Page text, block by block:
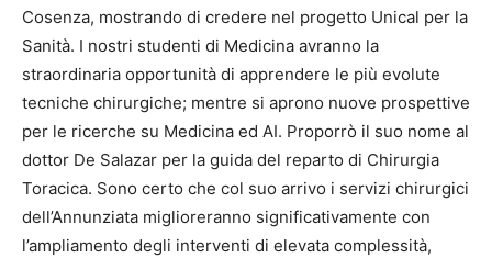
Cosenza, mostrando di credere nel progetto Unical per la
Sanità. I nostri studenti di Medicina avranno la
straordinaria opportunità di apprendere le più evolute
tecniche chirurgiche; mentre si aprono nuove prospettive
per le ricerche su Medicina ed AI. Proporrò il suo nome al
dottor De Salazar per la guida del reparto di Chirurgia
Toracica. Sono certo che col suo arrivo i servizi chirurgici
dell’Annunziata miglioreranno significativamente con
l’ampliamento degli interventi di elevata complessità,